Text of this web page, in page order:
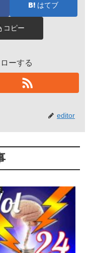
はてブ
コピー
ーする
editor